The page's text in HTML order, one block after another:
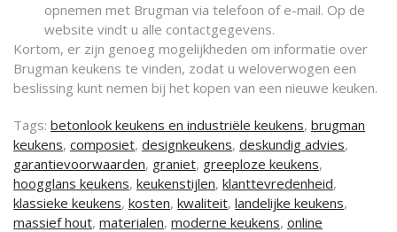
opnemen met Brugman via telefoon of e-mail. Op de
website vindt u alle contactgegevens.
Kortom, er zijn genoeg mogelijkheden om informatie over
Brugman keukens te vinden, zodat u weloverwogen een
beslissing kunt nemen bij het kopen van een nieuwe keuken.
Tags: betonlook keukens en industriële keukens, brugman
keukens, composiet, designkeukens, deskundig advies,
garantievoorwaarden, graniet, greeploze keukens,
hoogglans keukens, keukenstijlen, klanttevredenheid,
klassieke keukens, kosten, kwaliteit, landelijke keukens,
massief hout, materialen, moderne keukens, online